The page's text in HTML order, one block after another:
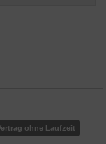
ohne Laufzeit